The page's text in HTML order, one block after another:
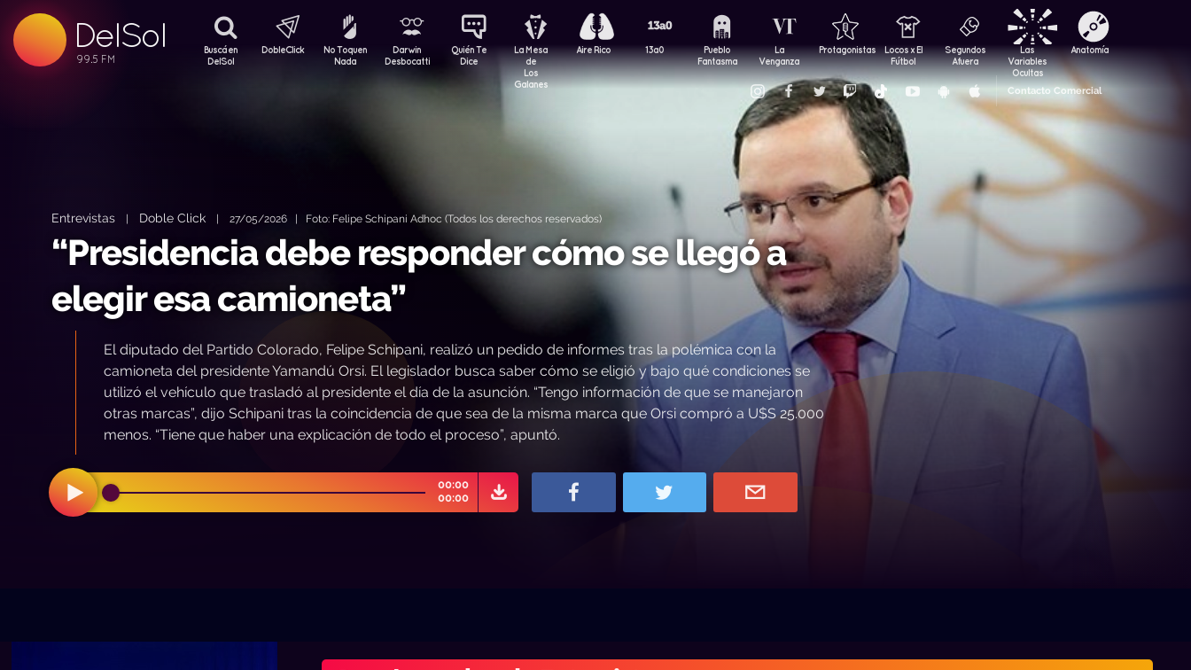
DelSol
99.5 FM
99.5 FM
99.5 FM
Buscá en
DelSol
DobleClick
No Toquen
Nada
Darwin
Desbocatti
Quién Te
Dice
La Mesa
de
Los
Galanes
Aire Rico 13a0
Pueblo
Fantasma
La
Venganza
Protagonistas
Locos x El
Fútbol
Segundos
Afuera
Las
Variables
Ocultas
Anatomía
Contacto Comercial
Entrevistas| Doble Click | 27/05/2026 | Foto: Felipe Schipani Adhoc (Todos los derechos reservados)
“Presidencia debe responder cómo se llegó a
elegir esa camioneta”
El diputado del Partido Colorado, Felipe Schipani, realizó un pedido de informes tras la polémica con la
camioneta del presidente Yamandú Orsi. El legislador busca saber cómo se eligió y bajo qué condiciones se
utilizó el vehículo que trasladó al presidente el día de la asunción. “Tengo información de que se manejaron
otras marcas”, dijo Schipani tras la coincidencia de que sea de la misma marca que Orsi compró a U$S 25.000
menos. “Tiene que haber una explicación de todo el proceso”, apuntó.
00:00
00:00